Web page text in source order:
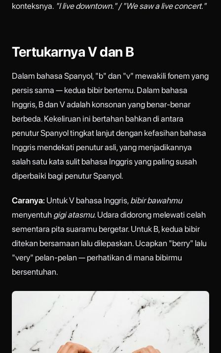
konteksnya. "I live downtown." / "We saw a live concert."
Tertukarnya V dan B
Dalam bahasa Spanyol, "b" dan "v" mewakili fonem yang
persis sama — kedua bibir bertemu. Dalam bahasa
Inggris, B dan V adalah konsonan yang benar-benar
berbeda. Kekeliruan ini bertahan bahkan di antara
penutur Spanyol tingkat lanjut dengan kefasihan bahasa
Inggris mendekati penutur asli, yang menjadikannya
salah satu kata sulit bahasa Inggris yang paling susah
diperbaiki bagi penutur Spanyol.
Caranya: Untuk V bahasa Inggris, bibir bawahmu
menyentuh gigi atasmu. Udara didorong melewati celah
sementara pita suaramu bergetar. Untuk B, kedua bibir
ditekan bersamaan lalu dilepaskan. Ucapkan "berry" lalu
"very" pelan-pelan — perhatikan di mana bibirmu
bersentuhan.